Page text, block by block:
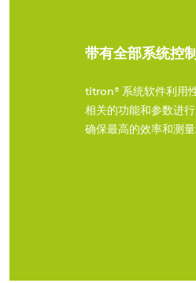
带有全部系统控
titron® 系统软件利用
相关的功能和参数进
确保最高的效率和测量